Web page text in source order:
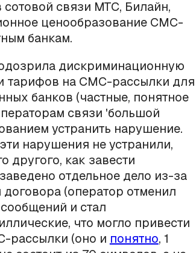
сотовой связи МТС, Билайн,
ценообразование СМС-
банкам.
дискриминационную
тарифов на СМС-рассылки для
банков (частные, понятное
связи 'большой
устранить нарушение.
нарушения не устранили,
другого, как завести
отдельное дело из-за
(оператор отменил
и стал
что могло привести
рассылки (оно и понятно, 1